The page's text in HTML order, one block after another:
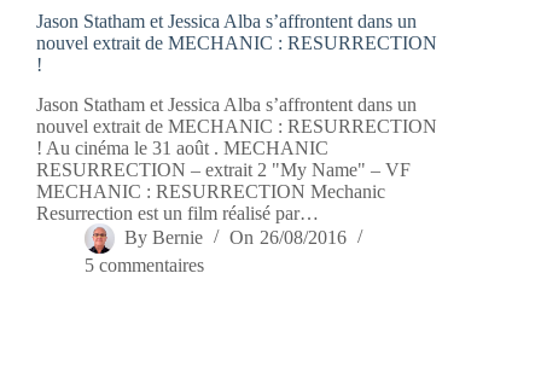
Jason Statham et Jessica Alba s’affrontent dans un
nouvel extrait de MECHANIC : RESURRECTION
!
Jason Statham et Jessica Alba s’affrontent dans un
nouvel extrait de MECHANIC : RESURRECTION
! Au cinéma le 31 août . MECHANIC
RESURRECTION – extrait 2 "My Name" – VF
MECHANIC : RESURRECTION Mechanic
Resurrection est un film réalisé par…
By Bernie On 26/08/2016
5 commentaires